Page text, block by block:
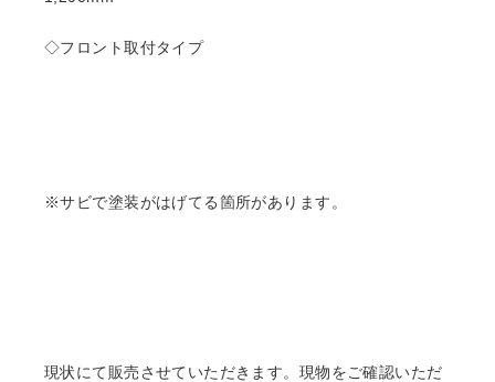
◇フロント取付タイプ
※サビで塗装がはげてる箇所があります。
現状にて販売させていただきます。現物をご確認いただ